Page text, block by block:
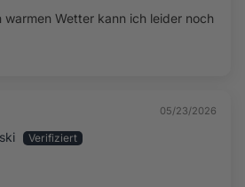
warmen Wetter kann ich leider noch
05/23/2026